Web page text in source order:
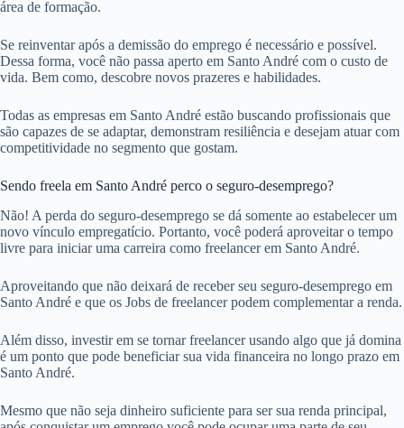
área de formação.
Se reinventar após a demissão do emprego é necessário e possível.
Dessa forma, você não passa aperto em Santo André com o custo de
vida. Bem como, descobre novos prazeres e habilidades.
Todas as empresas em Santo André estão buscando profissionais que
são capazes de se adaptar, demonstram resiliência e desejam atuar com
competitividade no segmento que gostam.
Sendo freela em Santo André perco o seguro-desemprego?
Não! A perda do seguro-desemprego se dá somente ao estabelecer um
novo vínculo empregatício. Portanto, você poderá aproveitar o tempo
livre para iniciar uma carreira como freelancer em Santo André.
Aproveitando que não deixará de receber seu seguro-desemprego em
Santo André e que os Jobs de freelancer podem complementar a renda.
Além disso, investir em se tornar freelancer usando algo que já domina
é um ponto que pode beneficiar sua vida financeira no longo prazo em
Santo André.
Mesmo que não seja dinheiro suficiente para ser sua renda principal,